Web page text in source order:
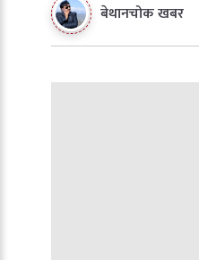
बेथानचोक खबर